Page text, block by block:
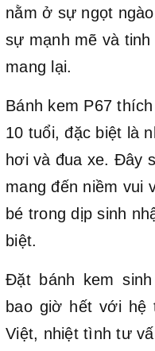
nằm ở sự ngọt
sự mạnh mẽ và
mang lại.
Bánh kem P67
10 tuổi, đặc biệt là
hơi và đua xe. Đây
mang đến niềm vui
bé trong dịp sinh
biệt.
Đặt bánh kem
bao giờ hết với hệ
Việt, nhiệt tình tư